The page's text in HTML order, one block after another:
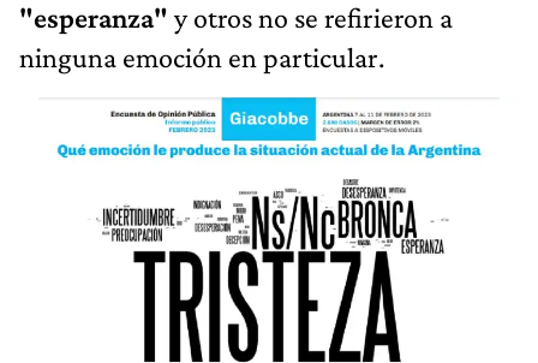
"esperanza" y otros no se refirieron a
ninguna emoción en particular.